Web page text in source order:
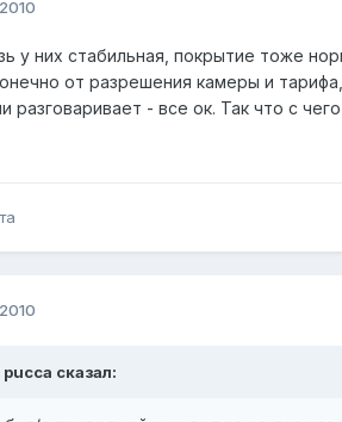
у них стабильная, покрытие тоже
от разрешения камеры и
разговаривает - все ок. Так что с
сказал: